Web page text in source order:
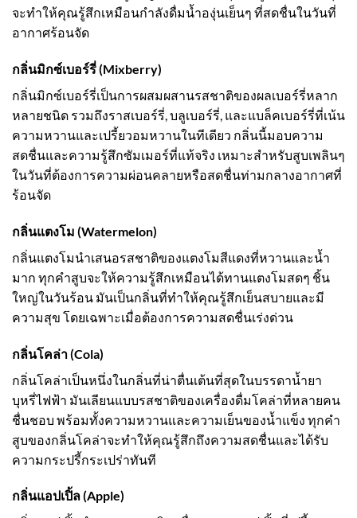
จะทำให้คุณรู้สึกเหมือนกำลังดื่มน้ำองุ่นเย็นๆ ที่สดชื่นในวันที่
อากาศร้อนจัด
กลิ่นมิกซ์เบอร์รี่ (Mixberry)
กลิ่นมิกซ์เบอร์รี่เป็นการผสมผสานรสชาติของผลเบอร์รี่หลาก
หลายชนิด รวมถึงราสเบอร์รี่, บลูเบอร์รี่, และแบล็คเบอร์รี่ที่เน้น
ความหวานและเปรี้ยวอมหวานในทีเดียว กลิ่นนี้มอบความ
สดชื่นและความรู้สึกซัมเมอร์ที่แท้จริง เหมาะสำหรับสูบเพลินๆ
ในวันที่ต้องการความผ่อนคลายหรือสดชื่นท่ามกลางอากาศที่
ร้อนจัด
กลิ่นแตงโม (Watermelon)
กลิ่นแตงโมนำเสนอรสชาติของแตงโมสีแดงที่หวานและน้ำ
มาก ทุกคำสูบจะให้ความรู้สึกเหมือนได้ทานแตงโมสดๆ ชิ้น
ใหญ่ในวันร้อน มันเป็นกลิ่นที่ทำให้คุณรู้สึกเย็นสบายและมี
ความสุข โดยเฉพาะเมื่อต้องการความสดชื่นเร่งด่วน
กลิ่นโคล่า (Cola)
กลิ่นโคล่าเป็นหนึ่งในกลิ่นที่น่าตื่นเต้นที่สุดในบรรดาน้ำยา
บุหรี่ไฟฟ้า มันเลียนแบบรสชาติของเครื่องดื่มโคล่าที่หลายคน
ชื่นชอบ พร้อมทั้งความหวานและความเย็นของน้ำแข็ง ทุกคำ
สูบของกลิ่นโคล่าจะทำให้คุณรู้สึกถึงความสดชื่นและได้รับ
ความกระปรี้กระเปร่าทันที
กลิ่นแอปเปิ้ล (Apple)